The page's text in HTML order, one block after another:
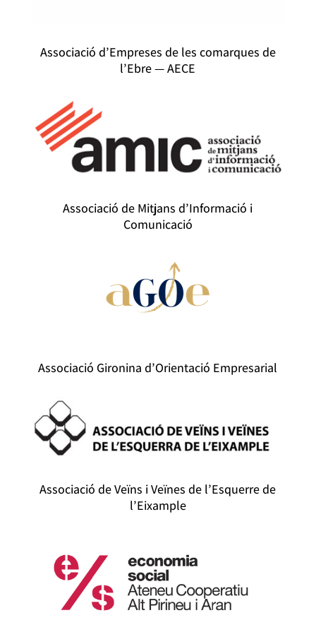
Associació d’Empreses de les comarques de
l’Ebre — AECE
Associació de Mitjans d’Informació i
Comunicació
Associació Gironina d’Orientació Empresarial
Associació de Veïns i Veïnes de l’Esquerre de
l’Eixample